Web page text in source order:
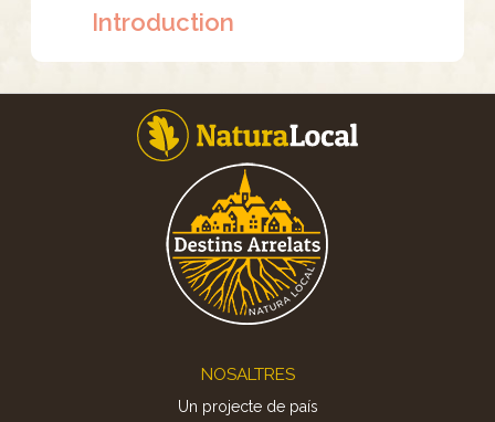
Introduction
NOSALTRES
Un projecte de país